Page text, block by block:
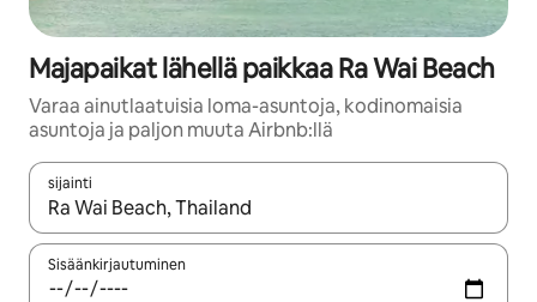
Majapaikat lähellä paikkaa Ra Wai Beach
Varaa ainutlaatuisia loma-asuntoja, kodinomaisia
asuntoja ja paljon muuta Airbnb:llä
sijainti
Kun tulokset ovat saatavilla, navigoi ylös- ja alas-
Sisäänkirjautuminen